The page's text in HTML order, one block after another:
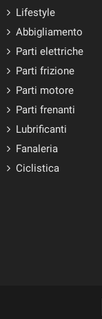
Lifestyle
Abbigliamento
Parti elettriche
Parti frizione
Parti motore
Parti frenanti
Lubrificanti
Fanaleria
Ciclistica